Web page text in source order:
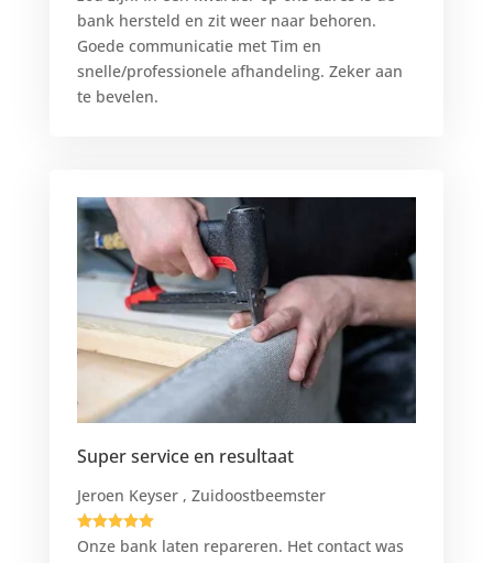
bank hersteld en zit weer naar behoren.
Goede communicatie met Tim en
snelle/professionele afhandeling. Zeker aan
te bevelen.
Super service en resultaat
Jeroen Keyser , Zuidoostbeemster

Onze bank laten repareren. Het contact was